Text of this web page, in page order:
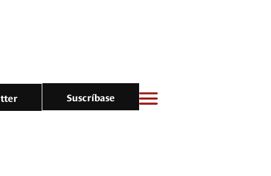
Suscríbase